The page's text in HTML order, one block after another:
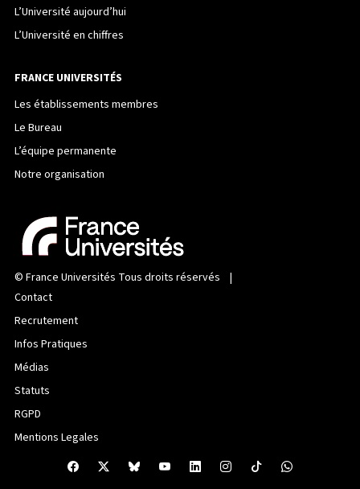
L’Université aujourd’hui
L’Université en chiffres
FRANCE UNIVERSITÉS
Les établissements membres
Le Bureau
L’équipe permanente
Notre organisation
© France Universités Tous droits réservés |
Contact
Recrutement
Infos Pratiques
Médias
Statuts
RGPD
Mentions Legales